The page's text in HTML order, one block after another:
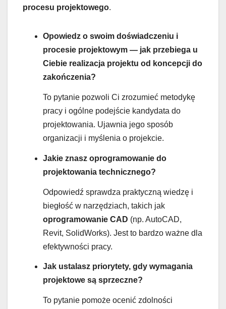
procesu projektowego.
Opowiedz o swoim doświadczeniu i
procesie projektowym — jak przebiega u
Ciebie realizacja projektu od koncepcji do
zakończenia?
To pytanie pozwoli Ci zrozumieć metodykę
pracy i ogólne podejście kandydata do
projektowania. Ujawnia jego sposób
organizacji i myślenia o projekcie.
Jakie znasz oprogramowanie do
projektowania technicznego?
Odpowiedź sprawdza praktyczną wiedzę i
biegłość w narzędziach, takich jak
oprogramowanie CAD (np. AutoCAD,
Revit, SolidWorks). Jest to bardzo ważne dla
efektywności pracy.
Jak ustalasz priorytety, gdy wymagania
projektowe są sprzeczne?
To pytanie pomoże ocenić zdolności